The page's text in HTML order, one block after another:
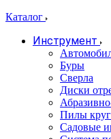
Каталог
Инструмент
Буры
Сверла
Диски
Пилы
Садовые